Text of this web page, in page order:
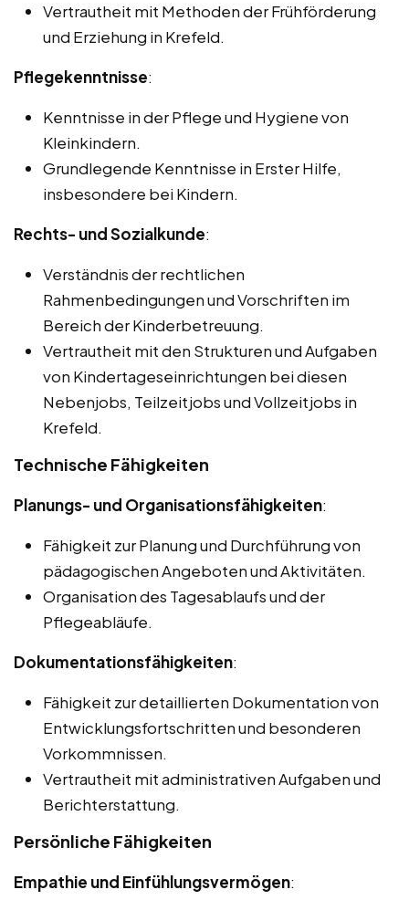
Vertrautheit mit Methoden der Frühförderung
und Erziehung in Krefeld.
Pflegekenntnisse:
Kenntnisse in der Pflege und Hygiene von
Kleinkindern.
Grundlegende Kenntnisse in Erster Hilfe,
insbesondere bei Kindern.
Rechts- und Sozialkunde:
Verständnis der rechtlichen
Rahmenbedingungen und Vorschriften im
Bereich der Kinderbetreuung.
Vertrautheit mit den Strukturen und Aufgaben
von Kindertageseinrichtungen bei diesen
Nebenjobs, Teilzeitjobs und Vollzeitjobs in
Krefeld.
Technische Fähigkeiten
Planungs- und Organisationsfähigkeiten:
Fähigkeit zur Planung und Durchführung von
pädagogischen Angeboten und Aktivitäten.
Organisation des Tagesablaufs und der
Pflegeabläufe.
Dokumentationsfähigkeiten:
Fähigkeit zur detaillierten Dokumentation von
Entwicklungsfortschritten und besonderen
Vorkommnissen.
Vertrautheit mit administrativen Aufgaben und
Berichterstattung.
Persönliche Fähigkeiten
Empathie und Einfühlungsvermögen: